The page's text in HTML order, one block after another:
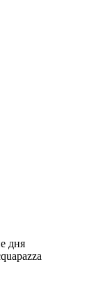
дня